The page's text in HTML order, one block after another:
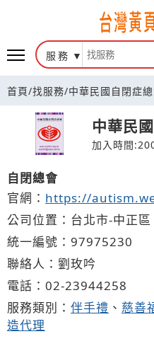
台灣黃
服務
首頁/找服務/中華民國自閉症
中華民
加入時間
自閉總會
官網： https://
公司位置：台北市-中正區
統一編號：97975230
聯絡人：劉玫吟
電話： 02-23944258
服務類別： 伴手禮 、 慈善
造代理